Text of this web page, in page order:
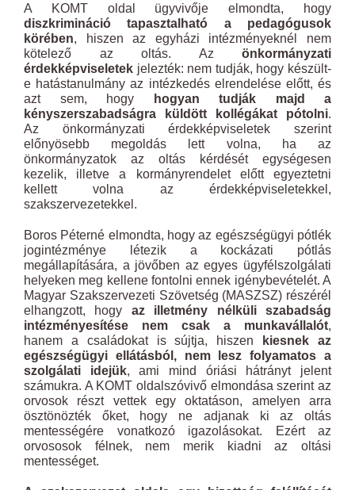
A KOMT oldal ügyvivője elmondta, hogy
diszkrimináció tapasztalható a pedagógusok
körében, hiszen az egyházi intézményeknél nem
kötelező az oltás. Az önkormányzati
érdekképviseletek jelezték: nem tudják, hogy készült-
e hatástanulmány az intézkedés elrendelése előtt, és
azt sem, hogy
hogyan tudják majd a
kényszerszabadságra küldött kollégákat pótolni.
Az önkormányzati érdekképviseletek szerint
előnyösebb megoldás lett volna, ha az
önkormányzatok az oltás kérdését egységesen
kezelik, illetve a kormányrendelet előtt egyeztetni
kellett volna az érdekképviseletekkel,
szakszervezetekkel.
Boros Péterné elmondta, hogy az egészségügyi pótlék
jogintézménye létezik a kockázati pótlás
megállapítására, a jövőben az egyes ügyfélszolgálati
helyeken meg kellene fontolni ennek igénybevételét. A
Magyar Szakszervezeti Szövetség (MASZSZ) részérél
elhangzott, hogy az illetmény nélküli szabadság
intézményesítése nem csak a munkavállalót,
hanem a családokat is sújtja, hiszen
kiesnek az
egészségügyi ellátásból, nem lesz folyamatos a
szolgálati idejük, ami mind óriási hátrányt jelent
számukra. A KOMT oldalszóvivő elmondása szerint az
orvosok részt vettek egy oktatáson, amelyen arra
ösztönözték őket, hogy ne adjanak ki az oltás
mentességére vonatkozó igazolásokat. Ezért az
orvososok félnek, nem merik kiadni az oltási
mentességet.